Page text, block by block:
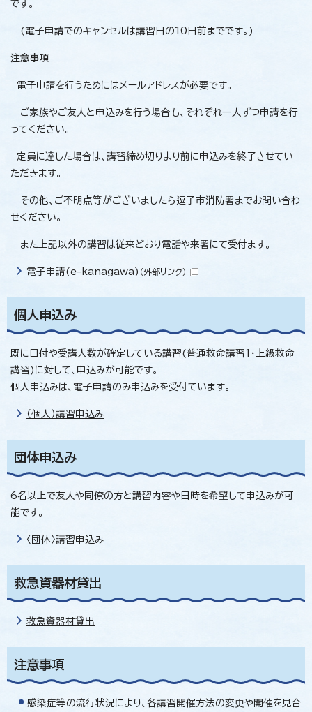
です。
(電子申請でのキャンセルは講習日の10日前までです。)
注意事項
電子申請を行うためにはメールアドレスが必要です。
ご家族やご友人と申込みを行う場合も、それぞれ一人ずつ申請を行
ってください。
定員に達した場合は、講習締め切りより前に申込みを終了させてい
ただきます。
その他、ご不明点等がございましたら逗子市消防署までお問い合わ
せください。
また上記以外の講習は従来どおり電話や来署にて受付ます。
電子申請(e-kanagawa) （外部リンク）
個人申込み
既に日付や受講人数が確定している講習(普通救命講習1・上級救命
講習)に対して、申込みが可能です。
個人申込みは、電子申請のみ申込みを受付ています。
（個人）講習申込み
団体申込み
6名以上で友人や同僚の方と講習内容や日時を希望して申込みが可
能です。
〈団体〉講習申込み
救急資器材貸出
救急資器材貸出
注意事項
感染症等の流行状況により、各講習開催方法の変更や開催を見合